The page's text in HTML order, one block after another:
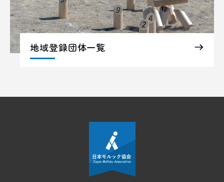
地域登録団体一覧